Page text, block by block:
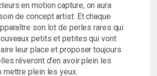
en motion capture, on aura
de concept artist. Et chaque
son lot de perles rares qui
petits et petites qui vont
leur place et proposer toujours
rêveront d’en avoir plein les
mettre plein les yeux.